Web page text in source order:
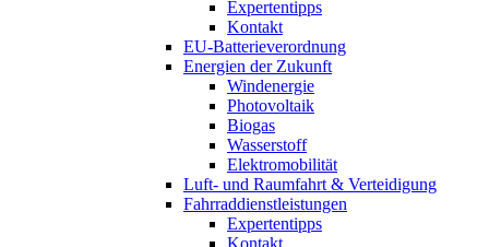
Expertentipps
Kontakt
EU-Batterieverordnung
Energien der Zukunft
Windenergie
Photovoltaik
Biogas
Wasserstoff
Elektromobilität
Luft- und Raumfahrt & Verteidigung
Fahrraddienstleistungen
Expertentipps
Kontakt